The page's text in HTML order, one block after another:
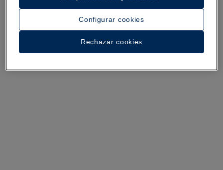
© IBEROSTAR GROUP, 2026
Configurar cookies
Rechazar cookies